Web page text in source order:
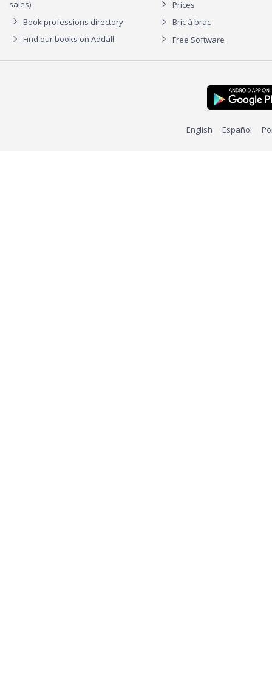
sales)
Book professions directory
Find our books on Addall
Prices
Bric à brac
Free Software
English Español